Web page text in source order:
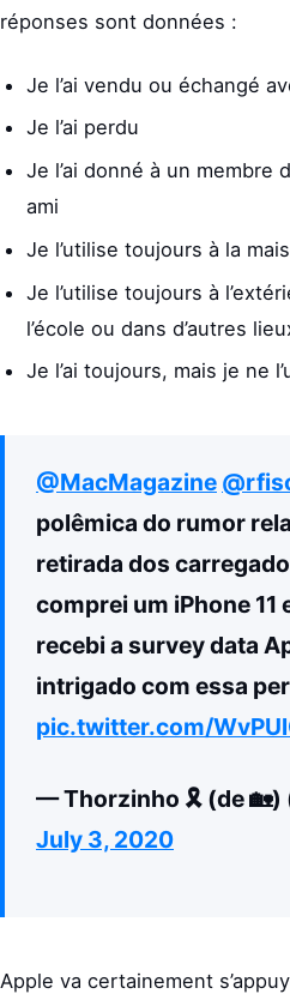
réponses sont données :
Je l’ai vendu ou échangé
Je l’ai perdu
Je l’ai donné à un membre
ami
Je l’utilise toujours à la
Je l’utilise toujours à
l’école ou dans d’autres
Je l’ai toujours, mais je ne
@MacMagazine
polêmica do rumor
retirada dos
comprei um iPhone 11
recebi a survey data
intrigado com essa
pic.twitter.com/
— Thorzinho 🎗️ (de 🏡)
July 3, 2020
Apple va certainement